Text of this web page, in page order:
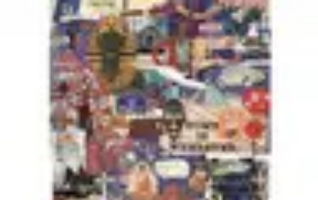
Gestion Cultures
Gestion de Projet AgricoleTechniques de Gestion
Irrigation et
HydratationPratiques ÉcologiquesGestion Durable
Gestion Cultures